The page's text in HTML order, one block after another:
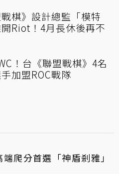
戰棋》設計總監「模特
Riot！4月長休後再不
！台《聯盟戰棋》4名
加盟ROC戰隊
爬分首選「神盾剎雅」